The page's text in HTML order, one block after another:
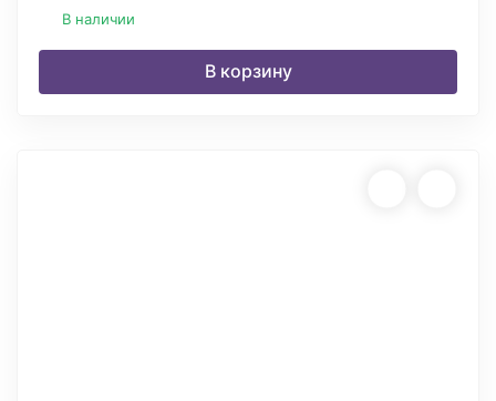
В наличии
В корзину